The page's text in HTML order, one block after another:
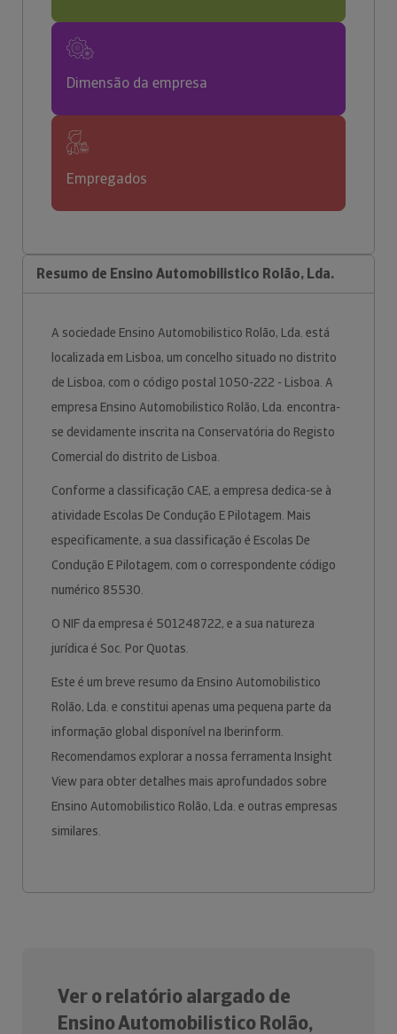
Dimensão da empresa
Empregados
Resumo de Ensino Automobilistico Rolão, Lda.
A sociedade Ensino Automobilistico Rolão, Lda. está
localizada em Lisboa, um concelho situado no distrito
de Lisboa, com o código postal 1050-222 - Lisboa. A
empresa Ensino Automobilistico Rolão, Lda. encontra-
se devidamente inscrita na Conservatória do Registo
Comercial do distrito de Lisboa.
Conforme a classificação CAE, a empresa dedica-se à
atividade Escolas De Condução E Pilotagem. Mais
especificamente, a sua classificação é Escolas De
Condução E Pilotagem, com o correspondente código
numérico 85530.
O NIF da empresa é 501248722, e a sua natureza
jurídica é Soc. Por Quotas.
Este é um breve resumo da Ensino Automobilistico
Rolão, Lda. e constitui apenas uma pequena parte da
informação global disponível na Iberinform.
Recomendamos explorar a nossa ferramenta Insight
View para obter detalhes mais aprofundados sobre
Ensino Automobilistico Rolão, Lda. e outras empresas
similares.
Ver o relatório alargado de
Ensino Automobilistico Rolão,